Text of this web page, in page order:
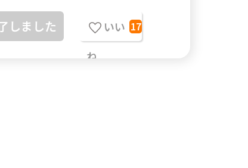
しました
いい
ね
17